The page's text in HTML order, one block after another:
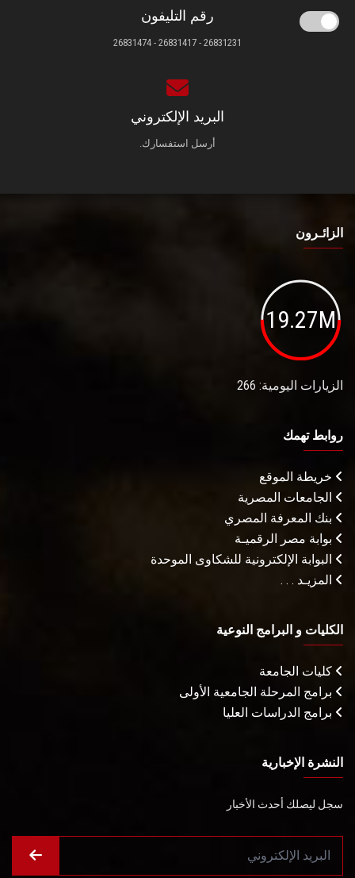
رقم التليفون
26831231 - 26831417 - 26831474
البريد الإلكتروني
أرسل استفسارك.
الزائـرون
19.27M
الزيارات اليومية: 266
روابط تهمك
خريطة الموقع
الجامعات المصرية
بنك المعرفة المصري
بوابة مصر الرقميـة
البوابة الإلكترونية للشكاوى الموحدة
المزيـد . . .
الكليات و البرامج النوعية
كليات الجامعة
برامج المرحلة الجامعية الأولى
برامج الدراسات العليا
النشرة الإخبارية
سجل ليصلك أحدث الأخبار